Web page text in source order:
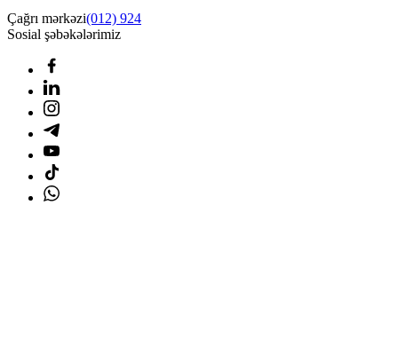
Çağrı mərkəzi(012) 924
Sosial şəbəkələrimiz